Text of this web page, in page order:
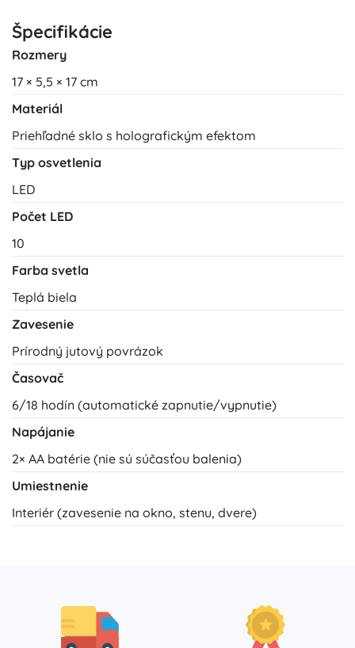
Špecifikácie
Rozmery
17 × 5,5 × 17 cm
Materiál
Priehľadné sklo s holografickým efektom
Typ osvetlenia
LED
Počet LED
10
Farba svetla
Teplá biela
Zavesenie
Prírodný jutový povrázok
Časovač
6/18 hodín (automatické zapnutie/vypnutie)
Napájanie
2× AA batérie (nie sú súčasťou balenia)
Umiestnenie
Interiér (zavesenie na okno, stenu, dvere)